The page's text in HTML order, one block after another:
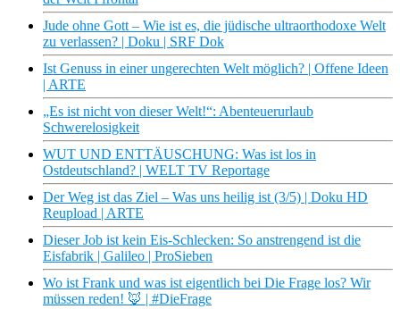
Jude ohne Gott – Wie ist es, die jüdische ultraorthodoxe Welt
zu verlassen? | Doku | SRF Dok
Ist Genuss in einer ungerechten Welt möglich? | Offene Ideen
| ARTE
„Es ist nicht von dieser Welt!“: Abenteuerurlaub
Schwerelosigkeit
WUT UND ENTTÄUSCHUNG: Was ist los in
Ostdeutschland? | WELT TV Reportage
Der Weg ist das Ziel – Was uns heilig ist (3/5) | Doku HD
Reupload | ARTE
Dieser Job ist kein Eis-Schlecken: So anstrengend ist die
Eisfabrik | Galileo | ProSieben
Wo ist Frank und was ist eigentlich bei Die Frage los? Wir
müssen reden! 🦊 | #DieFrage